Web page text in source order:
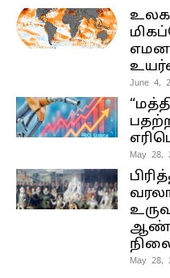
June 4,
May 28,
May 28,